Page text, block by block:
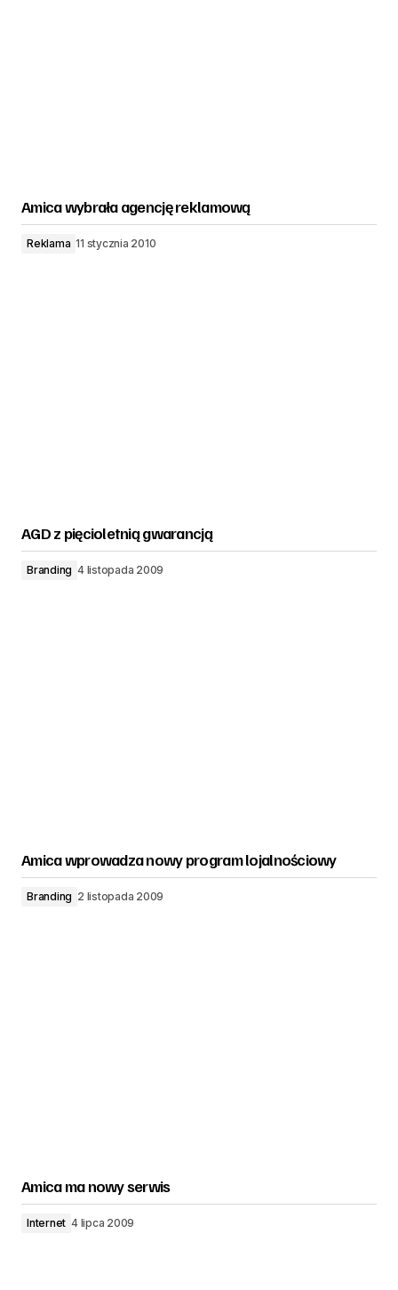
Amica wybrała agencję reklamową
Reklama 11 stycznia 2010
AGD z pięcioletnią gwarancją
Branding 4 listopada 2009
Amica wprowadza nowy program lojalnościowy
Branding 2 listopada 2009
Amica ma nowy serwis
Internet 4 lipca 2009